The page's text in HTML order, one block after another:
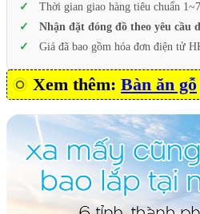
Thời gian giao hàng tiêu chuẩn
Nhận đặt đóng đồ theo yêu cầu
Giá đã bao gồm hóa đơn điện tử
Xem thêm: Bàn ăn gỗ